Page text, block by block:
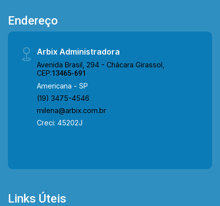
padarias, restaurantes e diversos serviços
essenciais, oferecendo praticidade, mobilidade
e qualidade de vida para o dia a dia. *Imagens
meramente ilustrativas ** Valor do condomínio
ainda não está definido Entre em contato com a
IMÓVEIS - Presente em cada mudança!
Endereço
Arbix Administradora
Avenida Brasil, 294 - Chácara Girassol,
CEP:13465-691
Americana - SP
(19) 3475-4546
milena@arbix.com.br
Creci: 45202J
Links Úteis